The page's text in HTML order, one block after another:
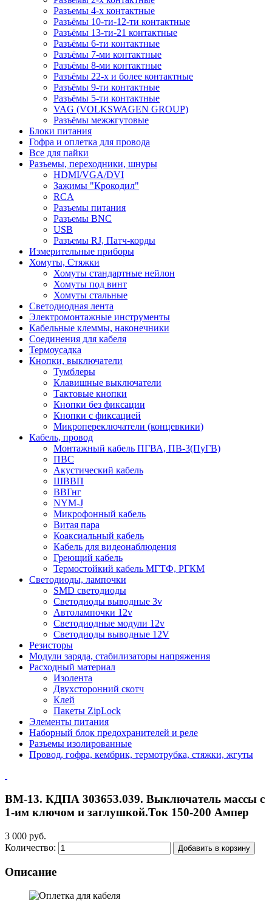
Разъемы 4-х контактные
Разъёмы 10-ти-12-ти контактные
Разъёмы 13-ти-21 контактные
Разъёмы 6-ти контактные
Разъёмы 7-ми контактные
Разъёмы 8-ми контактные
Разъёмы 22-х и более контактные
Разъёмы 9-ти контактные
Разъёмы 5-ти контактные
VAG (VOLKSWAGEN GROUP)
Разъёмы межжгутовые
Блоки питания
Гофра и оплетка для провода
Все для пайки
Разъемы, переходники, шнуры
HDMI/VGA/DVI
Зажимы "Крокодил"
RCA
Разъемы питания
Разъемы BNC
USB
Разъемы RJ, Патч-корды
Измерительные приборы
Хомуты, Стяжки
Хомуты стандартные нейлон
Хомуты под винт
Хомуты стальные
Светодиодная лента
Электромонтажные инструменты
Кабельные клеммы, наконечники
Соединения для кабеля
Термоусадка
Кнопки, выключатели
Тумблеры
Клавишные выключатели
Тактовые кнопки
Кнопки без фиксации
Кнопки с фиксацией
Микропереключатели (концевкики)
Кабель, провод
Монтажный кабель ПГВА, ПВ-3(ПуГВ)
ПВС
Акустический кабель
ШВВП
ВВГнг
NYM-J
Микрофонный кабель
Витая пара
Коаксиальный кабель
Кабель для видеонаблюдения
Греющий кабель
Термостойкий кабель МГТФ, РГКМ
Светодиоды, лампочки
SMD светодиоды
Светодиоды выводные 3v
Автолампочки 12v
Светодиодные модули 12v
Светодиоды выводные 12V
Резисторы
Модули заряда, стабилизаторы напряжения
Расходный материал
Изолента
Двухсторонний скотч
Клей
Пакеты ZipLock
Элементы питания
Наборный блок предохранителей и реле
Разъемы изолированные
Провод, гофра, кембрик, термотрубка, стяжки, жгуты
ВМ-13. КДПА 303653.039. Выключатель массы с
1-им ключом и заглушкой.Ток 150-200 Ампер
3 000 руб.
Количество:
Добавить в корзину
Описание